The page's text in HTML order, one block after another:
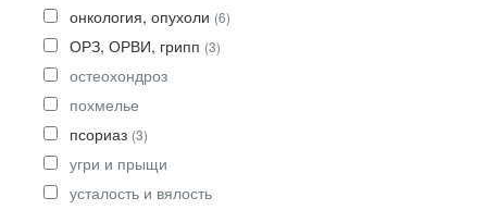
онкология, опухоли (6)
ОРЗ, ОРВИ, грипп (3)
остеохондроз
похмелье
псориаз (3)
угри и прыщи
усталость и вялость